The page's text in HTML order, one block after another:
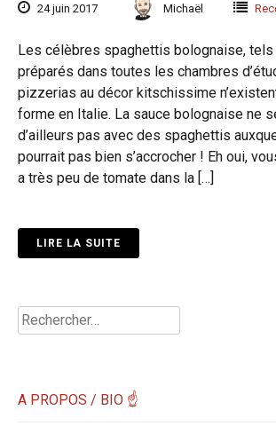
24 juin 2017 Michaël
Les célèbres spaghettis bolognaise, tels
préparés dans toutes les chambres
pizzerias au décor kitschissime
forme en Italie. La sauce bolognaise ne
d’ailleurs pas avec des spaghettis
pourrait pas bien s’accrocher ! Eh oui,
a très peu de tomate dans la […]
LIRE LA SUITE
Rechercher :
A PROPOS / BIO ☝